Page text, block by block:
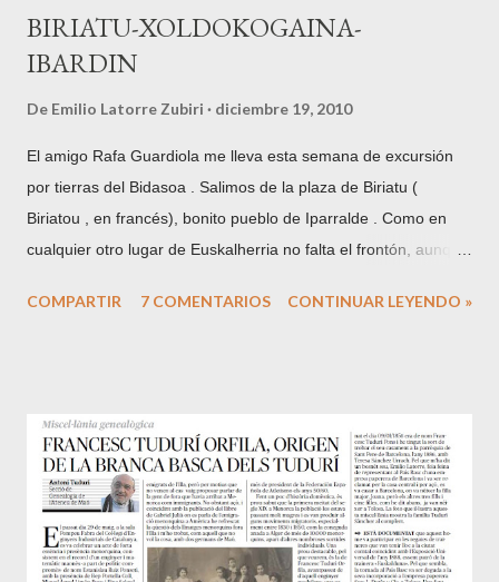
BIRIATU-XOLDOKOGAINA-
IBARDIN
De Emilio Latorre Zubiri diciembre 19, 2010
El amigo Rafa Guardiola me lleva esta semana de excursión
por tierras del Bidasoa . Salimos de la plaza de Biriatu (
Biriatou , en francés), bonito pueblo de Iparralde . Como en
cualquier otro lugar de Euskalherria no falta el frontón, aunque
localidad se encuentra situada en las faldas del monte
cara Sur y que recorre los Pirineos de mar a mar por su cara
Norte. Una vez acabada la pista hay un nuevo pequeño
parking donde se puede dejar el coche y empezar la ruta por
el camino que sale antes de éste a la derecha. Las faldas del
Xoldokogaina, en su mayor parte yermas, sin árboles, lo que
COMPARTIR 7 COMENTARIOS CONTINUAR LEYENDO »